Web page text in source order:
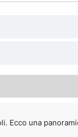
Ecco una